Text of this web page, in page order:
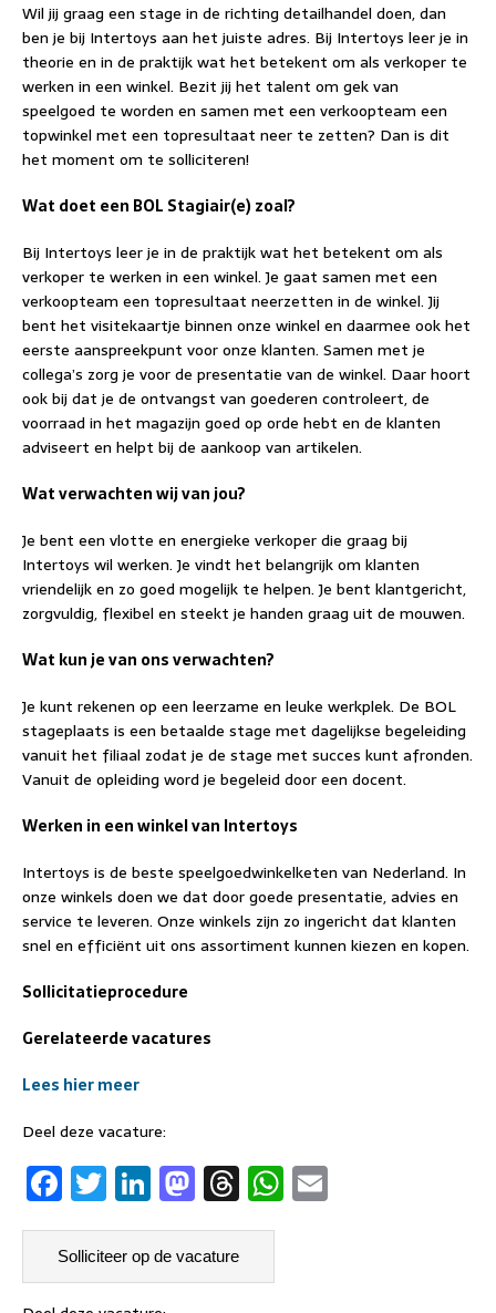
Wil jij graag een stage in de richting detailhandel doen, dan
ben je bij Intertoys aan het juiste adres. Bij Intertoys leer je in
theorie en in de praktijk wat het betekent om als verkoper te
werken in een winkel. Bezit jij het talent om gek van
speelgoed te worden en samen met een verkoopteam een
topwinkel met een topresultaat neer te zetten? Dan is dit
het moment om te solliciteren!
Wat doet een BOL Stagiair(e) zoal?
Bij Intertoys leer je in de praktijk wat het betekent om als
verkoper te werken in een winkel. Je gaat samen met een
verkoopteam een topresultaat neerzetten in de winkel. Jij
bent het visitekaartje binnen onze winkel en daarmee ook het
eerste aanspreekpunt voor onze klanten. Samen met je
collega’s zorg je voor de presentatie van de winkel. Daar hoort
ook bij dat je de ontvangst van goederen controleert, de
voorraad in het magazijn goed op orde hebt en de klanten
adviseert en helpt bij de aankoop van artikelen.
Wat verwachten wij van jou?
Je bent een vlotte en energieke verkoper die graag bij
Intertoys wil werken. Je vindt het belangrijk om klanten
vriendelijk en zo goed mogelijk te helpen. Je bent klantgericht,
zorgvuldig, flexibel en steekt je handen graag uit de mouwen.
Wat kun je van ons verwachten?
Je kunt rekenen op een leerzame en leuke werkplek. De BOL
stageplaats is een betaalde stage met dagelijkse begeleiding
vanuit het filiaal zodat je de stage met succes kunt afronden.
Vanuit de opleiding word je begeleid door een docent.
Werken in een winkel van Intertoys
Intertoys is de beste speelgoedwinkelketen van Nederland. In
onze winkels doen we dat door goede presentatie, advies en
service te leveren. Onze winkels zijn zo ingericht dat klanten
snel en efficiënt uit ons assortiment kunnen kiezen en kopen.
Sollicitatieprocedure
Gerelateerde vacatures
Lees hier meer
Deel deze vacature:
F
a
c
e
T
w
it
t
Li
n
k
e
M
a
st
o
T
h
a
W
h